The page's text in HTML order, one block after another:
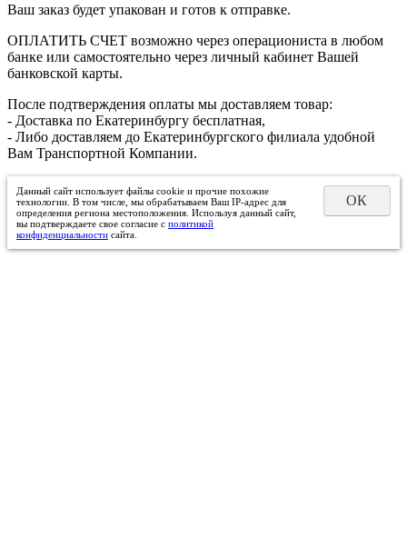
Ваш заказ будет упакован и готов к отправке.
ОПЛАТИТЬ СЧЕТ возможно через операциониста в любом
банке или самостоятельно через личный кабинет Вашей
банковской карты.
После подтверждения оплаты мы доставляем товар:
- Доставка по Екатеринбургу бесплатная,
- Либо доставляем до Екатеринбургского филиала удобной
Вам Транспортной Компании.
Данный сайт использует файлы cookie и прочие похожие
технологии. В том числе, мы обрабатываем Ваш IP-адрес для
определения региона местоположения. Используя данный сайт,
вы подтверждаете свое согласие с политикой
конфиденциальности сайта.
ОК